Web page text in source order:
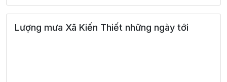
Lượng mưa Xã Kiến Thiết những ngày tới